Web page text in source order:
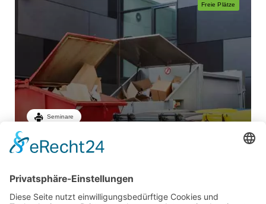
Freie Plätze
Seminare
Fachkunde
Abfallbeförderungserlaubnis
Abfall und Entsorgung
Von Mo. 24.08. - Do. 27.08.2026